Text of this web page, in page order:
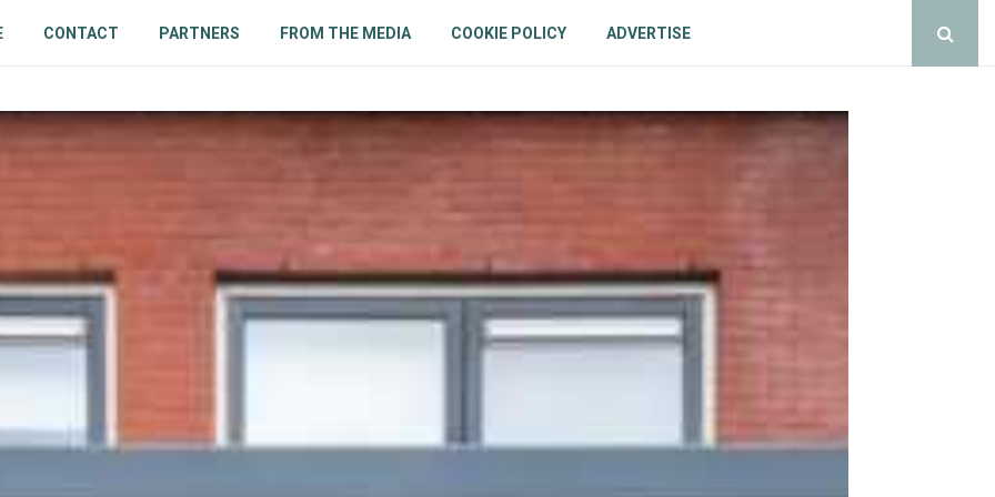
CONTACT PARTNERS FROM THE MEDIA COOKIE POLICY ADVERTISE